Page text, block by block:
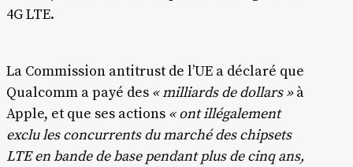
4G LTE.
La Commission antitrust de l’UE a déclaré que
Qualcomm a payé des « milliards de dollars »à
Apple, et que ses actions « ont illégalement
exclu les concurrents du marché des chipsets
LTE en bande de base pendant plus de cinq ans,